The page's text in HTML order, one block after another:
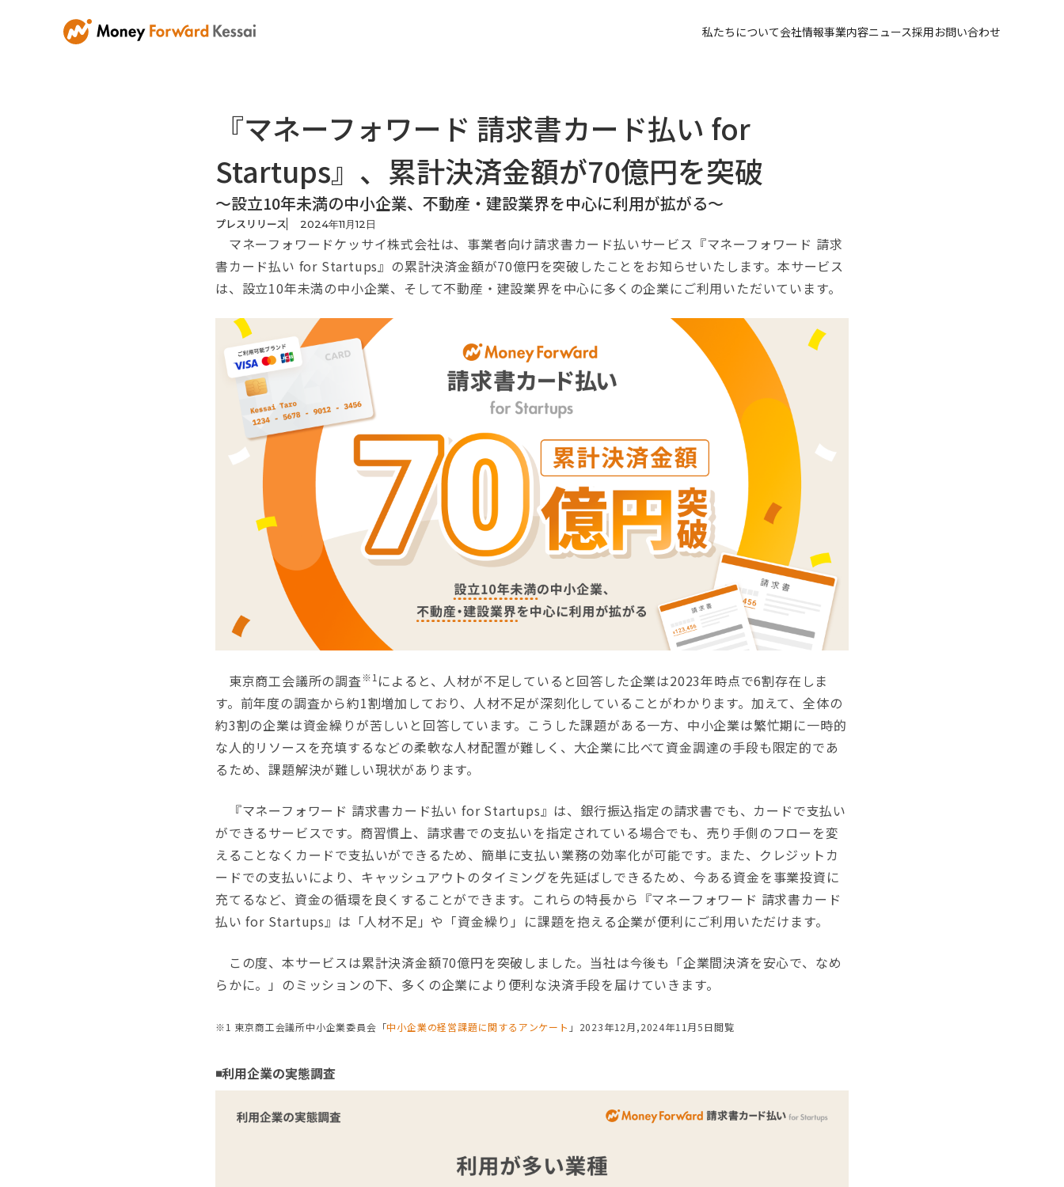
私たちについて会社情報事業内容ニュース採用お問い合わせ
『マネーフォワード 請求書カード払い for
Startups』、累計決済金額が70億円を突破
～設立10年未満の中小企業、不動産・建設業界を中心に利用が拡がる～
プレスリリース 2024年11 月12 日
マネーフォワードケッサイ株式会社は、事業者向け請求書カード払いサービス『マネーフォワード 請求
書カード払い for Startups』の累計決済金額が70億円を突破したことをお知らせいたします。本サービス
は、設立10年未満の中小企業、そして不動産・建設業界を中心に多くの企業にご利用いただいています。
東京商工会議所の調査※1 によると、人材が不足していると回答した企業は2023年時点で6割存在しま
す。前年度の調査から約1割増加しており、人材不足が深刻化していることがわかります。加えて、全体の
約3割の企業は資金繰りが苦しいと回答しています。こうした課題がある一方、中小企業は繁忙期に一時的
な人的リソースを充填するなどの柔軟な人材配置が難しく、大企業に比べて資金調達の手段も限定的であ
るため、課題解決が難しい現状があります。
『マネーフォワード 請求書カード払い for Startups』は、銀行振込指定の請求書でも、カードで支払い
ができるサービスです。商習慣上、請求書での支払いを指定されている場合でも、売り手側のフローを変
えることなくカードで支払いができるため、簡単に支払い業務の効率化が可能です。また、クレジットカ
ードでの支払いにより、キャッシュアウトのタイミングを先延ばしできるため、今ある資金を事業投資に
充てるなど、資金の循環を良くすることができます。これらの特長から『マネーフォワード 請求書カード
払い for Startups』は「人材不足」や「資金繰り」に課題を抱える企業が便利にご利用いただけます。
この度、本サービスは累計決済金額70億円を突破しました。当社は今後も「企業間決済を安心で、なめ
らかに。」のミッションの下、多くの企業により便利な決済手段を届けていきます。
※1 東京商工会議所中小企業委員会「中小企業の経営課題に関するアンケート 」2023年12月,2024年11月5日閲覧
◾️利用企業の実態調査